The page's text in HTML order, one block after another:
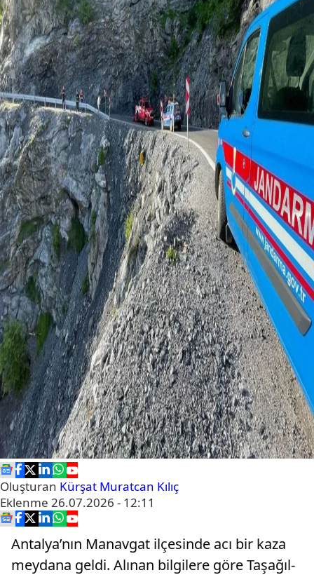
Oluşturan Kürşat Muratcan Kılıç
Eklenme 26.07.2026 - 12:11
Antalya’nın Manavgat ilçesinde acı bir kaza
meydana geldi. Alınan bilgilere göre Taşağıl-